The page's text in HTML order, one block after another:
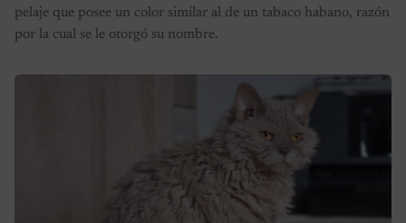
pelaje que posee un color similar al de un tabaco habano, razón
por la cual se le otorgó su nombre.